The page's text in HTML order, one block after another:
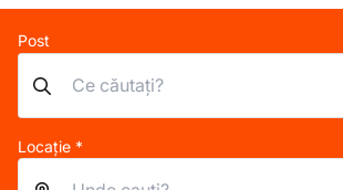
Post
Locație *